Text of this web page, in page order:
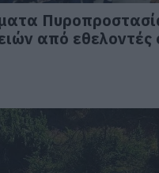
από εθελοντές